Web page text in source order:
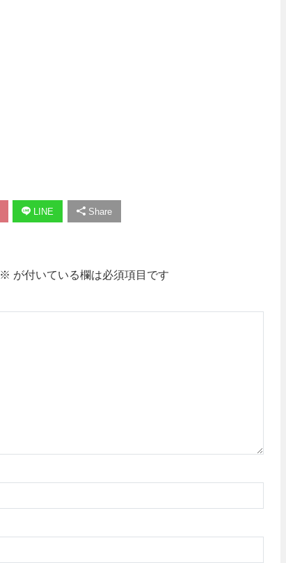
LINE Share
※ が付いている欄は必須項目です